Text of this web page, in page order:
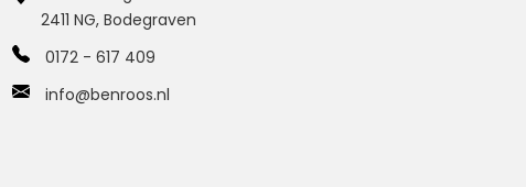
2411 NG, Bodegraven
0172 - 617 409
info@benroos.nl